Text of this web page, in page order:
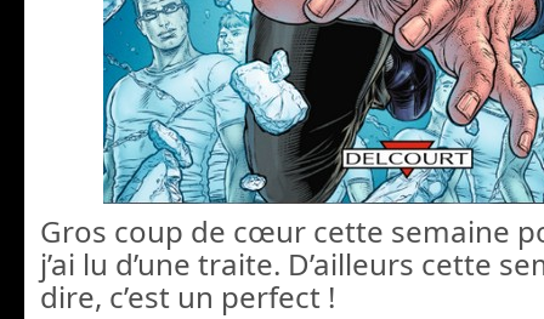
Gros coup de cœur cette semaine
j’ai lu d’une traite. D’ailleurs cette
dire, c’est un perfect !